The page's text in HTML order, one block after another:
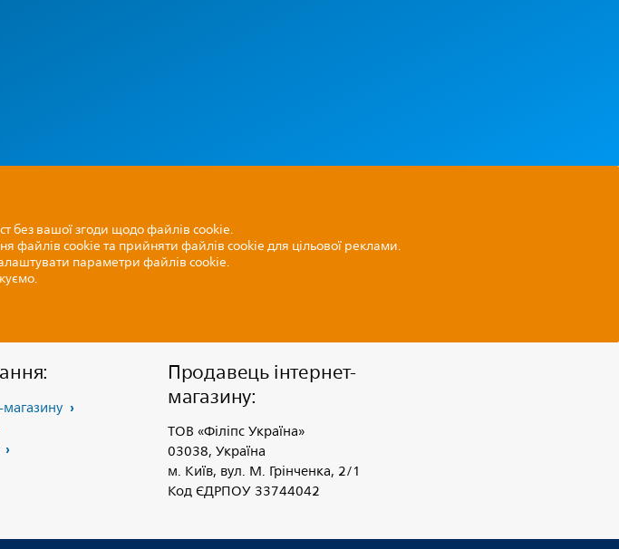
без вашої згоди щодо файлів cookie.
файлів cookie та прийняти файлів cookie для цільової реклами.
параметри файлів cookie.
Продавець інтернет-
магазину:
ТОВ «Філіпс Україна»
03038, Україна
м. Київ, вул. М. Грінченка, 2/1
Код ЄДРПОУ 33744042